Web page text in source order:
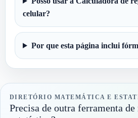
celular?
Por que esta página inclui
DIRETÓRIO MATEMÁTICA E
Precisa de outra ferramenta